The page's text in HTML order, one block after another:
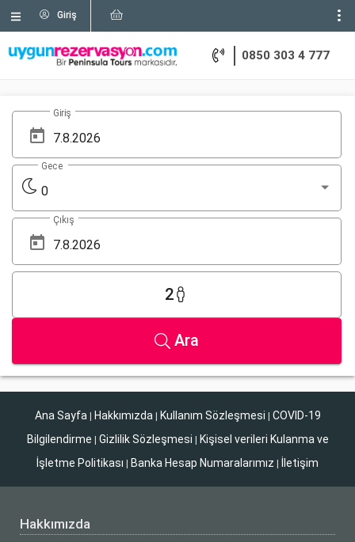
Giriş
0850 303 4 777
Giriş
0
Gece
Çıkış
2
Ara
Ana Sayfa | Hakkımızda | Kullanım Sözleşmesi | COVID-19
Bilgilendirme | Gizlilik Sözleşmesi | Kişisel verileri Kulanma ve
İşletme Politikası | Banka Hesap Numaralarımız | İletişim
Hakkımızda